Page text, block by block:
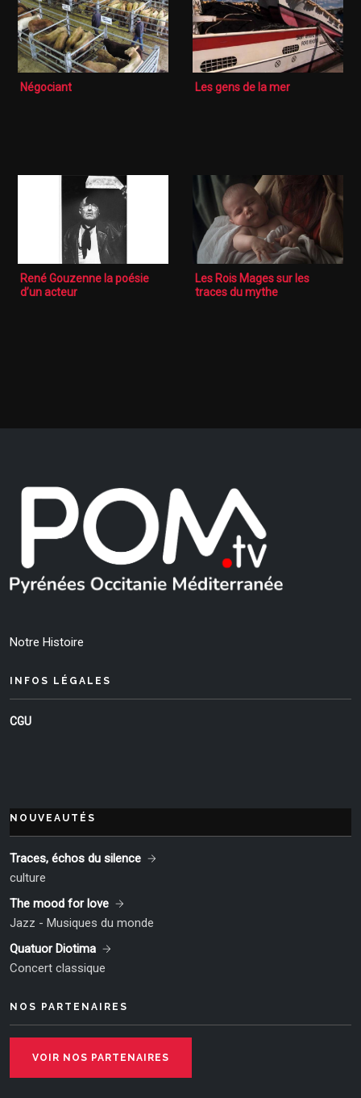
Négociant Les gens de la mer
René Gouzenne la poésie
d’un acteur
Les Rois Mages sur les
traces du mythe
Notre Histoire
INFOS LÉGALES
CGU
NOUVEAUTÉS
Traces, échos du silence
culture
The mood for love
Jazz - Musiques du monde
Quatuor Diotima
Concert classique
NOS PARTENAIRES
VOIR NOS PARTENAIRES